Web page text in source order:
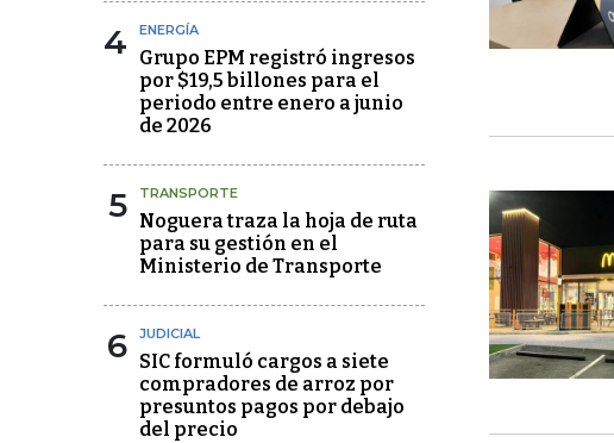
4 ENERGÍA
Grupo EPM registró ingresos
por $19,5 billones para el
periodo entre enero a junio
de 2026
5 TRANSPORTE
Noguera traza la hoja de ruta
para su gestión en el
Ministerio de Transporte
6 JUDICIAL
SIC formuló cargos a siete
compradores de arroz por
presuntos pagos por debajo
del precio